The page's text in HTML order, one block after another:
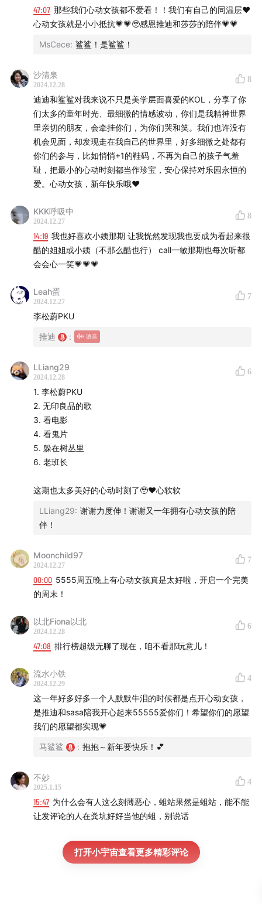
47:07 那些我们心动女孩都不爱看！！我们有自己的同温层❤️
心动女孩就是小小抵抗💗💗🥹感恩推迪和莎莎的陪伴💗💗
MsCece: 鲨鲨！是鲨鲨！
沙清泉
2024.12.28
8
迪迪和鲨鲨对我来说不只是美学层面喜爱的KOL，分享了你
们太多的童年时光、最细微的情感波动，你们是我精神世界
里亲切的朋友，会牵挂你们，为你们哭和笑。我们也许没有
机会见面，却发现走在我自己的世界里，好多细微之处都有
你们的参与，比如悄悄+1的鞋码，不再为自己的孩子气羞
耻，把最小的心动时刻都当作珍宝，安心保持对乐园永恒的
爱。心动女孩，新年快乐哦❤️
KKK呼吸中
2024.12.27
8
14:19 我也好喜欢小姨那期 让我恍然发现我也要成为看起来很
酷的姐姐或小姨（不那么酷也行） call一敏那期也每次听都
会会心一笑💗💗💗
Leah蛋
2024.12.27
7
李松蔚PKU
推迪 :
LLiang29
2024.12.28
6
1. 李松蔚PKU
2. 无印良品的歌
3. 看电影
4. 看鬼片
5. 躲在树丛里
6. 老班长
这期也太多美好的心动时刻了🥹❤️心软软
LLiang29: 谢谢力度伸！谢谢又一年拥有心动女孩的陪
伴！
Moonchild97
2024.12.27
7
00:00 5555周五晚上有心动女孩真是太好啦，开启一个完美
的周末！
以北Fiona以北
2024.12.28
6
47:08 排行榜超级无聊了现在，咱不看那玩意儿！
流水小铁
2024.12.29
4
这一年好多好多一个人默默牛泪的时候都是点开心动女孩，
是推迪和sasa陪我开心起来55555爱你们！希望你们的愿望
我们的愿望都实现💗
马鲨鲨 : 抱抱～新年要快乐！💕
不妙
2025.1.15
4
15:47 为什么会有人这么刻薄恶心，蛆站果然是蛆站，能不能
让发评论的人在粪坑好好当他的蛆，别说话
打开小宇宙查看更多精彩评论